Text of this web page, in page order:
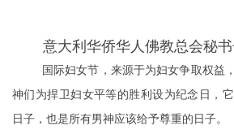
意大利华侨华人佛教总会秘
国际妇女节，来源于为妇女争取权益
神们为捍卫妇女平等的胜利设为纪念日，
日子，也是所有男神应该给予尊重的日子。